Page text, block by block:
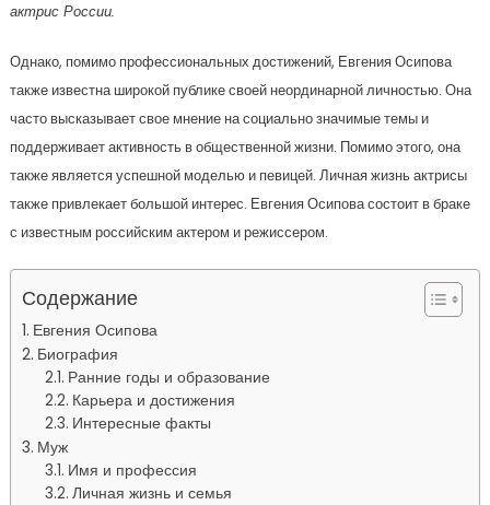
актрис России.
Однако, помимо профессиональных достижений, Евгения Осипова
также известна широкой публике своей неординарной личностью. Она
часто высказывает свое мнение на социально значимые темы и
поддерживает активность в общественной жизни. Помимо этого, она
также является успешной моделью и певицей. Личная жизнь актрисы
также привлекает большой интерес. Евгения Осипова состоит в браке
с известным российским актером и режиссером.
Содержание
Евгения Осипова
Биография
Ранние годы и образование
Карьера и достижения
Интересные факты
Муж
Имя и профессия
Личная жизнь и семья